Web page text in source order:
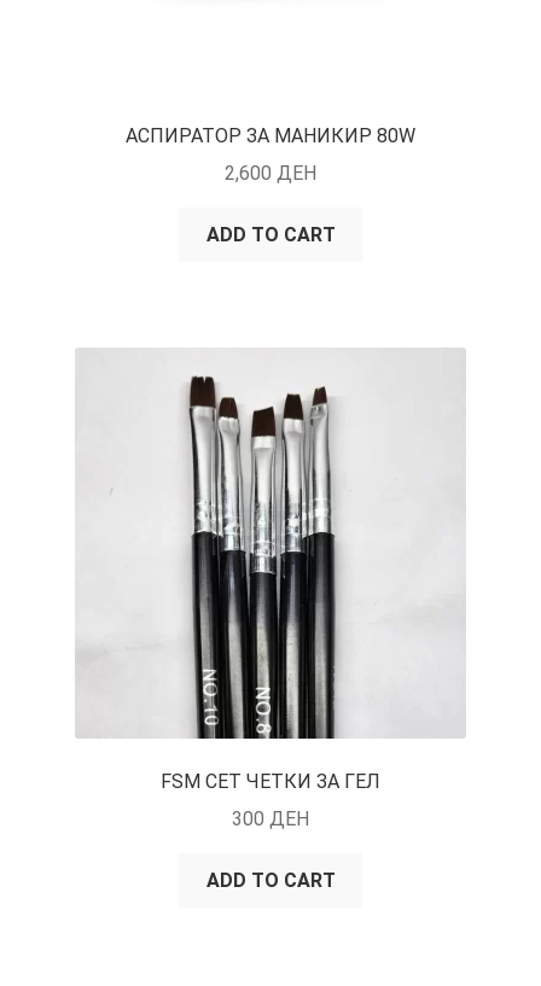
АСПИРАТОР ЗА МАНИКИР 80W
2,600 ДЕН
ADD TO CART
FSM СЕТ ЧЕТКИ ЗА ГЕЛ
300 ДЕН
ADD TO CART